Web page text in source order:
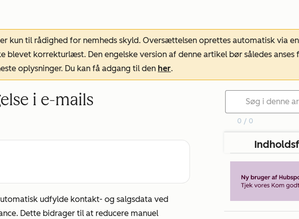
kun til rådighed for nemheds skyld. Oversættelsen oprettes automatisk via en
blevet korrekturlæst. Den engelske version af denne artikel bør således
oplysninger. Du kan få adgang til den her.
i e-mails
udfylde kontakt- og salgsdata ved
Dette bidrager til at reducere manuel
0 / 0